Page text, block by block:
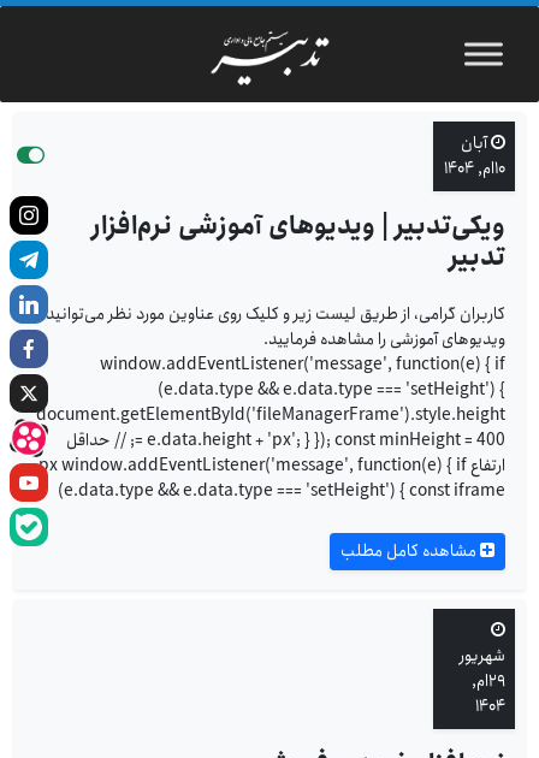
آبان
۱۰ام, ۱۴۰۴
ویکی‌تدبیر | ویدیوهای آموزشی نرم‌افزار
تدبیر
کاربران گرامی، از طریق لیست زیر و کلیک روی عناوین مورد نظر می‌توانید
ویدیوهای آموزشی را مشاهده فرمایید.
window.addEventListener('message', function(e) { if
(e.data.type && e.data.type === 'setHeight') {
document.getElementById('fileManagerFrame').style.height
= e.data.height + 'px'; } }); const minHeight = 400; // حداقل
ارتفاع px window.addEventListener('message', function(e) { if
(e.data.type && e.data.type === 'setHeight') { const iframe
مشاهده کامل مطلب
شهریور
۲۹ام,
۱۴۰۴